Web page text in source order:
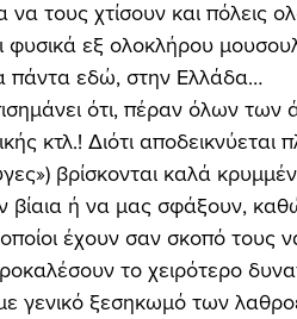
να τους χτίσουν και πόλεις
φυσικά εξ ολοκλήρου
πάντα εδώ, στην Ελλάδα…
ότι, πέραν όλων των
κτλ.! Διότι
βρίσκονται καλά
βίαια ή να μας σφάξουν,
έχουν σαν σκοπό τους
το χειρότερο
γενικό ξεσηκωμό των